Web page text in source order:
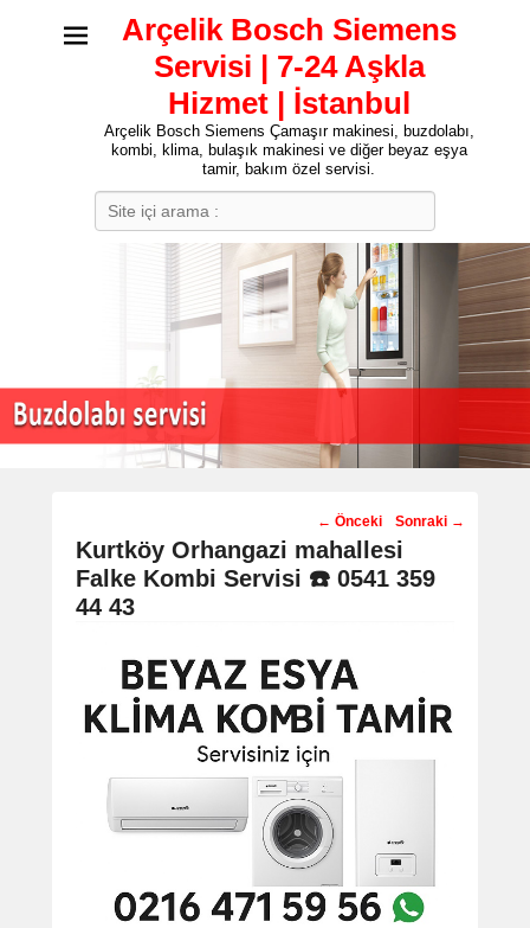
Arçelik Bosch Siemens
Servisi | 7-24 Aşkla
Hizmet | İstanbul
Arçelik Bosch Siemens Çamaşır makinesi, buzdolabı,
kombi, klima, bulaşık makinesi ve diğer beyaz eşya
tamir, bakım özel servisi.
Post
navigation
← Önceki Sonraki →
Kurtköy Orhangazi mahallesi
Falke Kombi Servisi ☎️ 0541 359
44 43